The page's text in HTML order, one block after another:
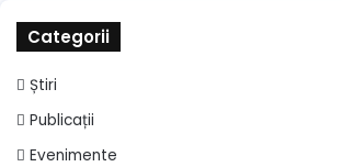
Categorii
Știri
Publicații
Evenimente